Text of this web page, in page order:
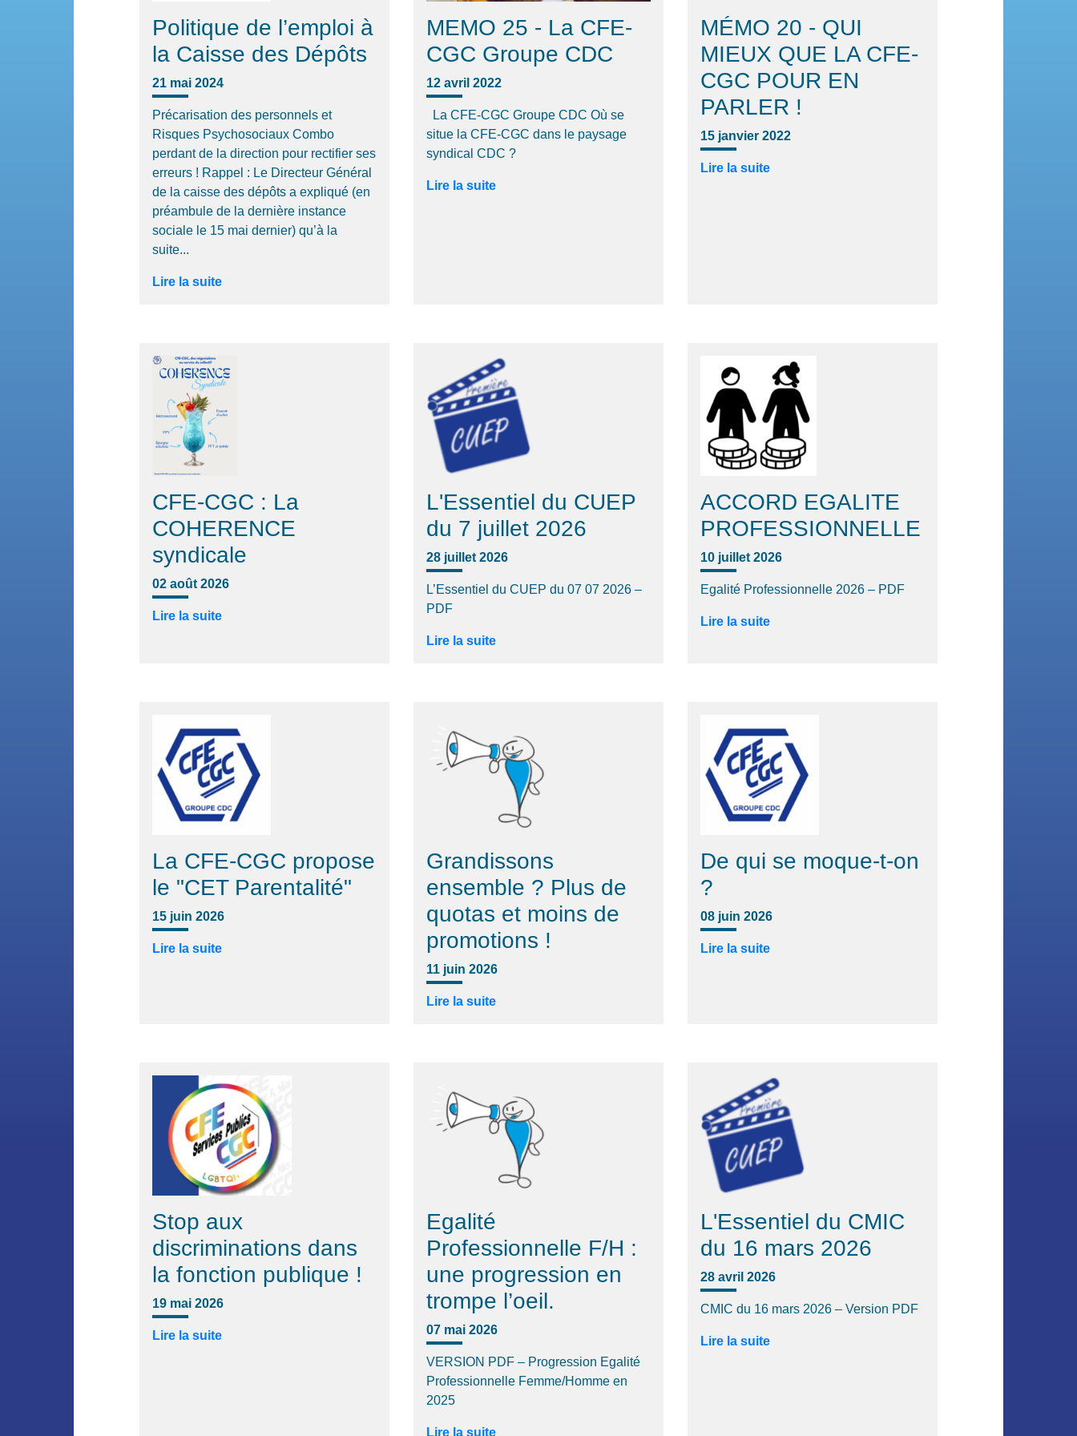
Politique de l’emploi à
la Caisse des Dépôts
21 mai 2024
Précarisation des personnels et
Risques Psychosociaux Combo
perdant de la direction pour rectifier ses
erreurs ! Rappel : Le Directeur Général
de la caisse des dépôts a expliqué (en
préambule de la dernière instance
sociale le 15 mai dernier) qu’à la
suite...
Lire la suite
MEMO 25 - La CFE-
CGC Groupe CDC
12 avril 2022
La CFE-CGC Groupe CDC Où se
situe la CFE-CGC dans le paysage
syndical CDC ?
Lire la suite
MÉMO 20 - QUI
MIEUX QUE LA CFE-
CGC POUR EN
PARLER !
15 janvier 2022
Lire la suite
CFE-CGC : La
COHERENCE
syndicale
02 août 2026
Lire la suite
L'Essentiel du CUEP
du 7 juillet 2026
28 juillet 2026
L’Essentiel du CUEP du 07 07 2026 –
PDF
Lire la suite
ACCORD EGALITE
PROFESSIONNELLE
10 juillet 2026
Egalité Professionnelle 2026 – PDF
Lire la suite
La CFE-CGC propose
le "CET Parentalité"
15 juin 2026
Lire la suite
Grandissons
ensemble ? Plus de
quotas et moins de
promotions !
11 juin 2026
Lire la suite
De qui se moque-t-on
?
08 juin 2026
Lire la suite
Stop aux
discriminations dans
la fonction publique !
19 mai 2026
Lire la suite
Egalité
Professionnelle F/H :
une progression en
trompe l’oeil.
07 mai 2026
VERSION PDF – Progression Egalité
Professionnelle Femme/Homme en
2025
Lire la suite
L'Essentiel du CMIC
du 16 mars 2026
28 avril 2026
CMIC du 16 mars 2026 – Version PDF
Lire la suite